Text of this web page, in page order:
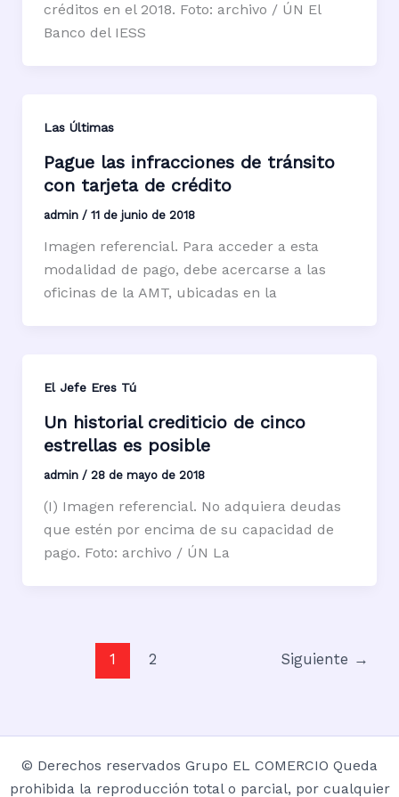
créditos en el 2018. Foto: archivo / ÚN El
Banco del IESS
Las Últimas
Pague las infracciones de tránsito
con tarjeta de crédito
admin / 11 de junio de 2018
Imagen referencial. Para acceder a esta
modalidad de pago, debe acercarse a las
oficinas de la AMT, ubicadas en la
El Jefe Eres Tú
Un historial crediticio de cinco
estrellas es posible
admin / 28 de mayo de 2018
(I) Imagen referencial. No adquiera deudas
que estén por encima de su capacidad de
pago. Foto: archivo / ÚN La
1 2 Siguiente →
© Derechos reservados Grupo EL COMERCIO Queda
prohibida la reproducción total o parcial, por cualquier